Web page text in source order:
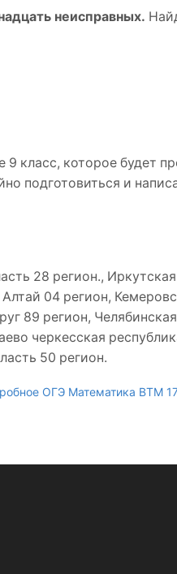
неисправных.
класс, которое будет
подготовиться и
28 регион.,
04 регион,
89 регион,
черкесская
50 регион.
ОГЭ Математика ВТМ